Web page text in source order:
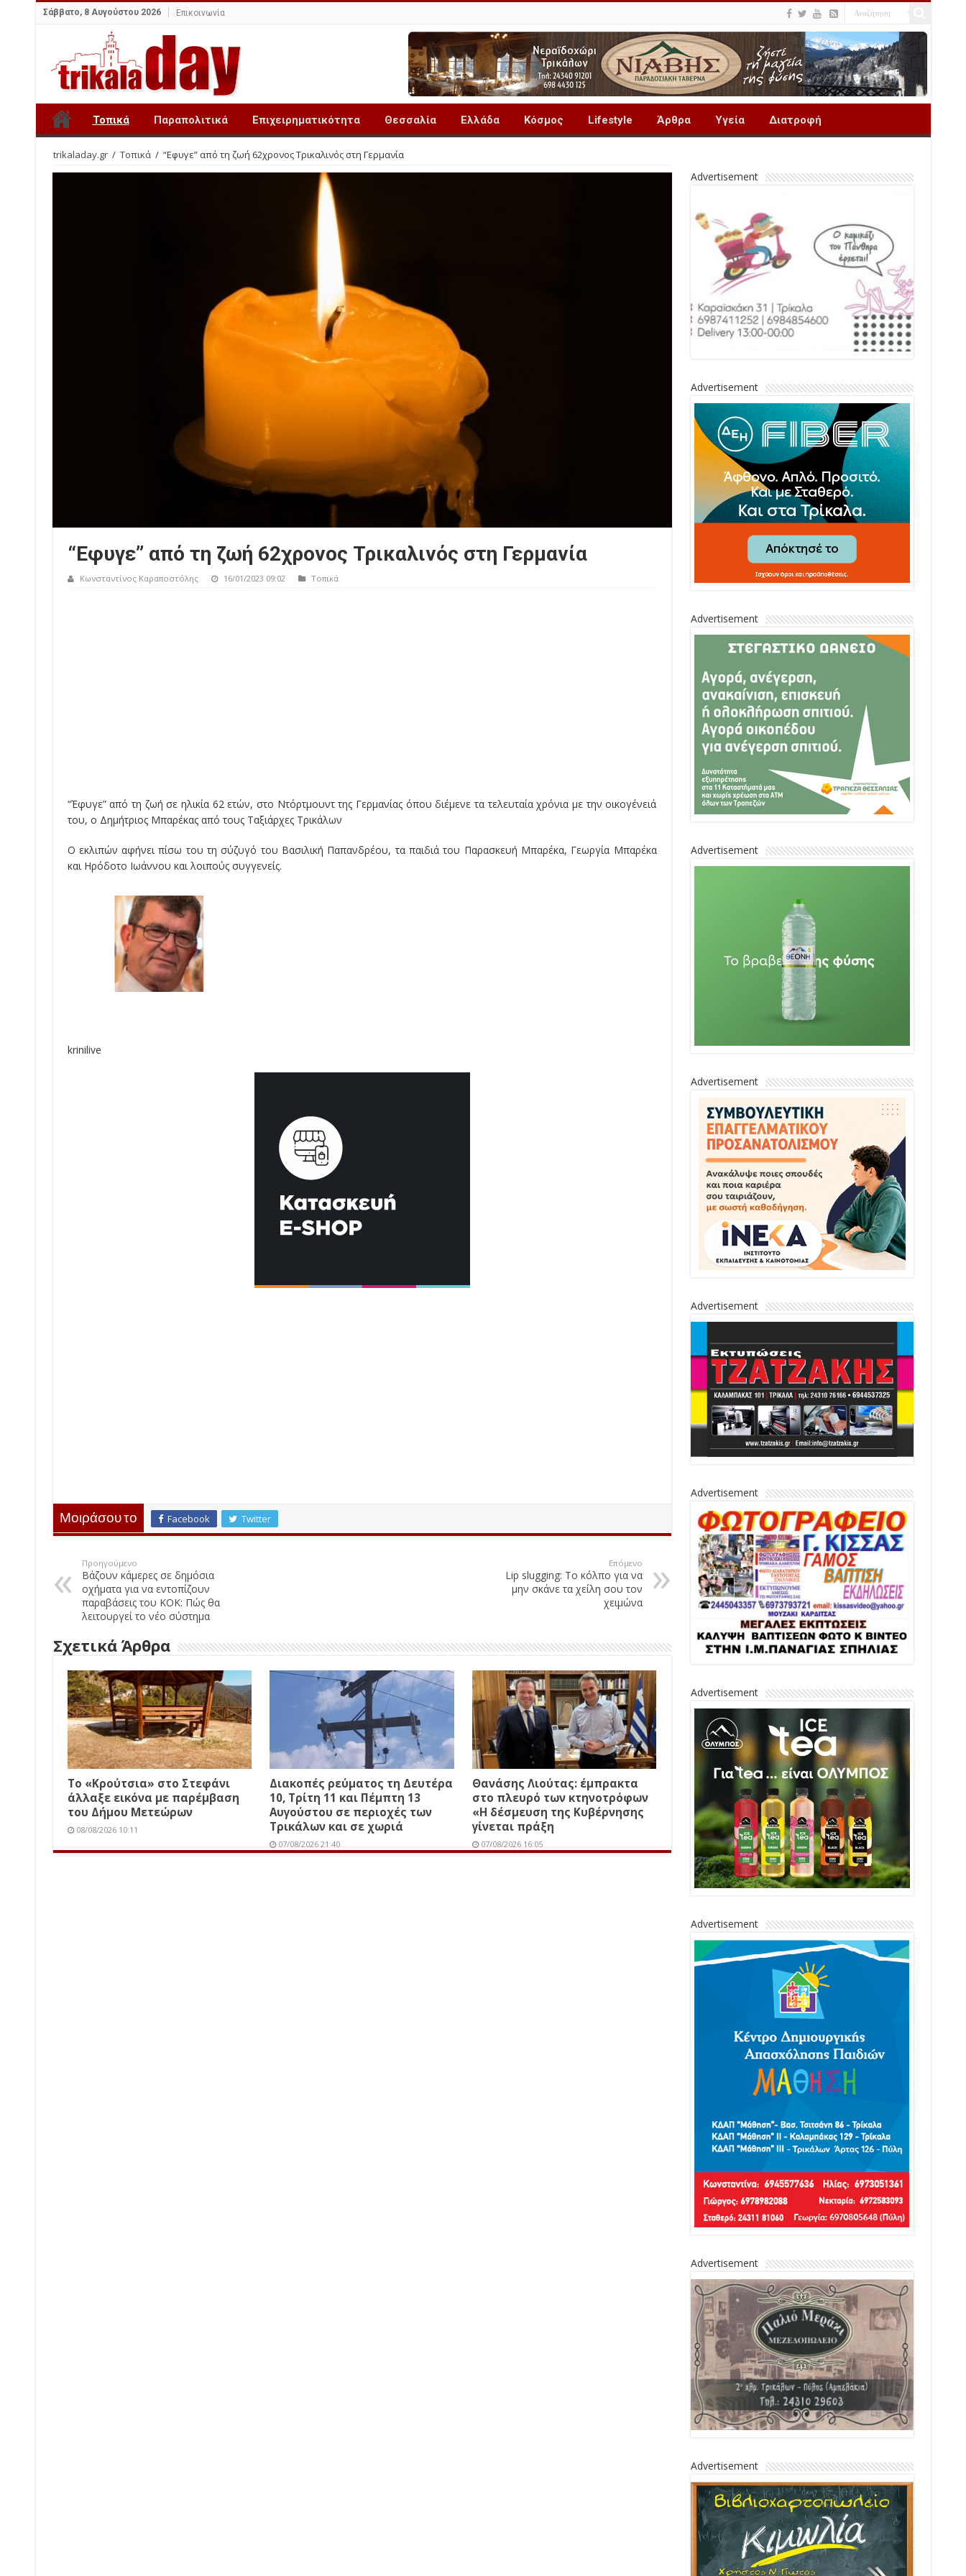
Σάββατο, 8 Αυγούστου 2026 Επικοινωνία
Τοπικά Παραπολιτικά Επιχειρηματικότητα Θεσσαλία Ελλάδα Κόσμος Lifestyle Άρθρα Υγεία Διατροφή
trikaladay.gr / Τοπικά / “Εφυγε” από τη ζωή 62χρονος Τρικαλινός στη Γερμανία
“Εφυγε” από τη ζωή 62χρονος Τρικαλινός στη Γερμανία
Κωνσταντίνος Καραποστόλης 16/01/2023 09:02 Τοπικά
“Έφυγε” από τη ζωή σε ηλικία 62 ετών, στο Ντόρτμουντ της Γερμανίας όπου διέμενε τα τελευταία χρόνια με την οικογένειά
του, ο Δημήτριος Μπαρέκας από τους Ταξιάρχες Τρικάλων
Ο εκλιπών αφήνει πίσω του τη σύζυγό του Βασιλική Παπανδρέου, τα παιδιά του Παρασκευή Μπαρέκα, Γεωργία Μπαρέκα
και Ηρόδοτο Ιωάννου και λοιπούς συγγενείς.
krinilive
Μοιράσου το Facebook Twitter
Προηγούμενο
Βάζουν κάμερες σε δημόσια
οχήματα για να εντοπίζουν
παραβάσεις του ΚΟΚ: Πώς θα
λειτουργεί το νέο σύστημα
Επόμενο
Lip slugging: Το κόλπο για να
μην σκάνε τα χείλη σου τον
χειμώνα
Σχετικά Άρθρα
Το «Κρούτσια» στο Στεφάνι
άλλαξε εικόνα με παρέμβαση
του Δήμου Μετεώρων
08/08/2026 10:11
Διακοπές ρεύματος τη Δευτέρα
10, Τρίτη 11 και Πέμπτη 13
Αυγούστου σε περιοχές των
Τρικάλων και σε χωριά
07/08/2026 21:40
Θανάσης Λιούτας: έμπρακτα
στο πλευρό των κτηνοτρόφων
«Η δέσμευση της Κυβέρνησης
γίνεται πράξη
07/08/2026 16:05
Advertisement
Advertisement
Advertisement
Advertisement
Advertisement
Advertisement
Advertisement
Advertisement
Advertisement
Advertisement
Advertisement